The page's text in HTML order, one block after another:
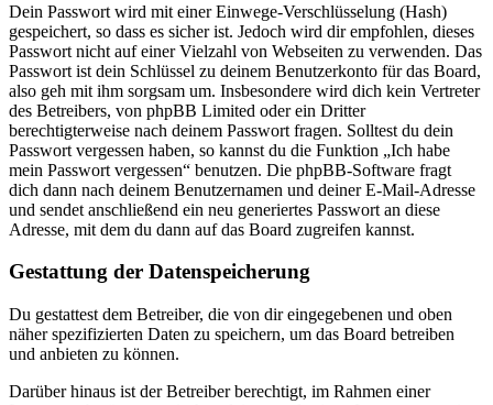
Dein Passwort wird mit einer Einwege-Verschlüsselung (Hash)
gespeichert, so dass es sicher ist. Jedoch wird dir empfohlen, dieses
Passwort nicht auf einer Vielzahl von Webseiten zu verwenden. Das
Passwort ist dein Schlüssel zu deinem Benutzerkonto für das Board,
also geh mit ihm sorgsam um. Insbesondere wird dich kein Vertreter
des Betreibers, von phpBB Limited oder ein Dritter
berechtigterweise nach deinem Passwort fragen. Solltest du dein
Passwort vergessen haben, so kannst du die Funktion „Ich habe
mein Passwort vergessen“ benutzen. Die phpBB-Software fragt
dich dann nach deinem Benutzernamen und deiner E-Mail-Adresse
und sendet anschließend ein neu generiertes Passwort an diese
Adresse, mit dem du dann auf das Board zugreifen kannst.
Gestattung der Datenspeicherung
Du gestattest dem Betreiber, die von dir eingegebenen und oben
näher spezifizierten Daten zu speichern, um das Board betreiben
und anbieten zu können.
Darüber hinaus ist der Betreiber berechtigt, im Rahmen einer